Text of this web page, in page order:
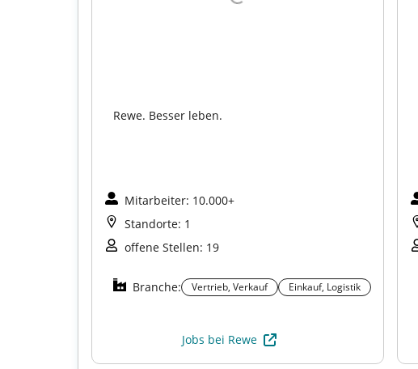
Rewe. Besser leben.
Mitarbeiter: 10.000+
Standorte: 1
offene Stellen: 19
Branche: Vertrieb, Verkauf Einkauf, Logistik
Jobs bei Rewe